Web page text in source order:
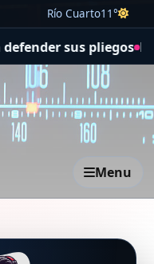
Río Cuarto11°
sus pliegos
Menu